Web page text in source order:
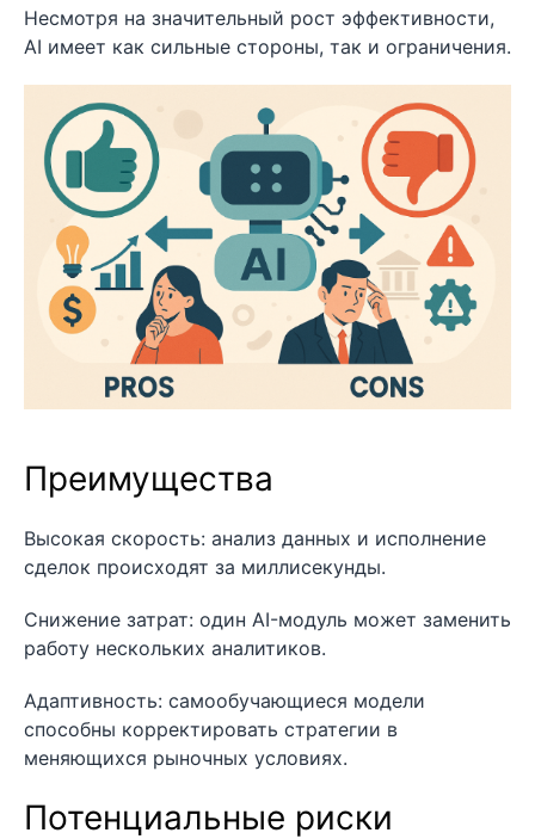
Несмотря на значительный рост эффективности,
AI имеет как сильные стороны, так и ограничения.
Преимущества
Высокая скорость: анализ данных и исполнение
сделок происходят за миллисекунды.
Снижение затрат: один AI-модуль может заменить
работу нескольких аналитиков.
Адаптивность: самообучающиеся модели
способны корректировать стратегии в
меняющихся рыночных условиях.
Потенциальные риски